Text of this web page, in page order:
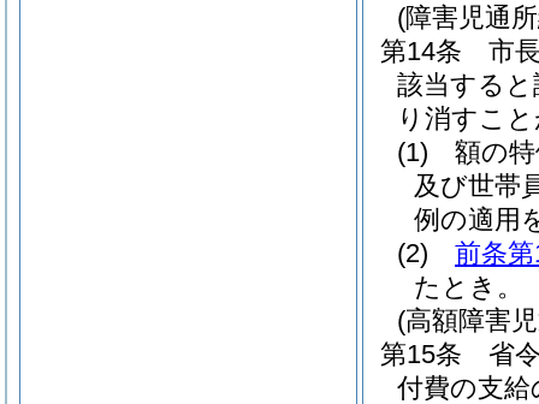
(障害児通
第14条
市
該当する
り消すこ
(1)
額の
及び世帯
例の適用
(2)
前条
たとき。
(高額障害
第15条
省
付費の支給